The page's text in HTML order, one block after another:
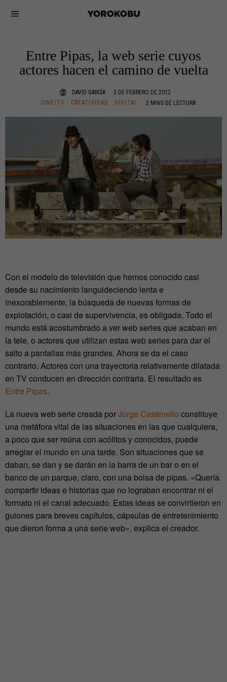
Entre Pipas, la web serie cuyos
actores hacen el camino de vuelta
DAVID GARCÍA
3 DE FEBRERO DE 2012
CINE/TV · CREATIVIDAD · DIGITAL 2 MINS DE LECTURA
Con el modelo de televisión que hemos conocido casi
desde su nacimiento languideciendo lenta e
inexorablemente, la búsqueda de nuevas formas de
explotación, o casi de supervivencia, es obligada. Todo el
mundo está acostumbrado a ver web series que acaban en
la tele, o actores que utilizan estas web series para dar el
salto a pantallas más grandes. Ahora se da el caso
contrario. Actores con una trayectoria relativamente dilatada
en TV conducen en dirección contraria. El resultado es
Entre Pipas.
La nueva web serie creada porJorge Cassinello constituye
una metáfora vital de las situaciones en las que cualquiera,
a poco que ser reúna con acólitos y conocidos, puede
arreglar el mundo en una tarde. Son situaciones que se
daban, se dan y se darán en la barra de un bar o en el
banco de un parque, claro, con una bolsa de pipas. «Quería
compartir ideas e historias que no lograban encontrar ni el
formato ni el canal adecuado. Estas ideas se convirtieron en
guiones para breves capítulos, cápsulas de entretenimiento
que dieron forma a una serie web», explica el creador.